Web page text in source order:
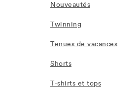
Nouveautés
Twinning
Tenues de vacances
Shorts
T-shirts et tops